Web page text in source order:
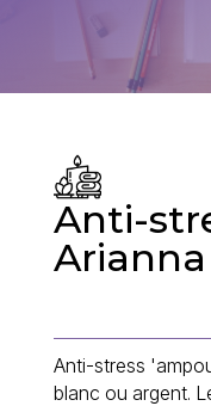
Anti-
Arianna
Anti-stress
blanc ou argent.